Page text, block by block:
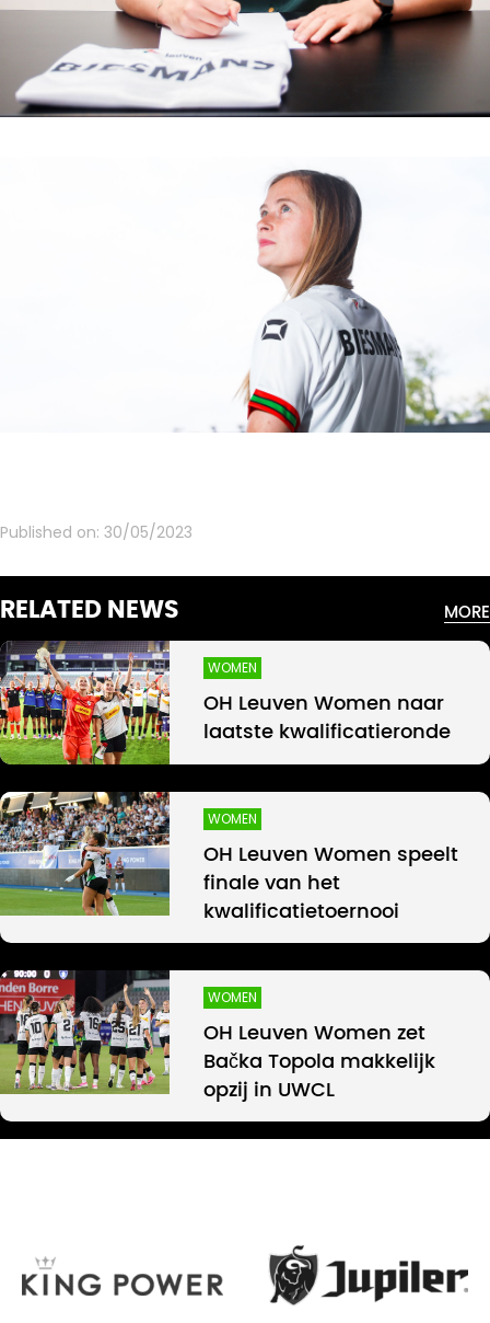
Published on: 30/05/2023
RELATED NEWS MORE
WOMEN
OH Leuven Women naar
laatste kwalificatieronde
WOMEN
OH Leuven Women speelt
finale van het
kwalificatietoernooi
WOMEN
OH Leuven Women zet
Bačka Topola makkelijk
opzij in UWCL